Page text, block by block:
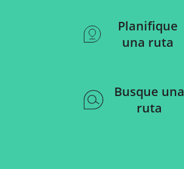
Planifique
una ruta
Busque una
ruta